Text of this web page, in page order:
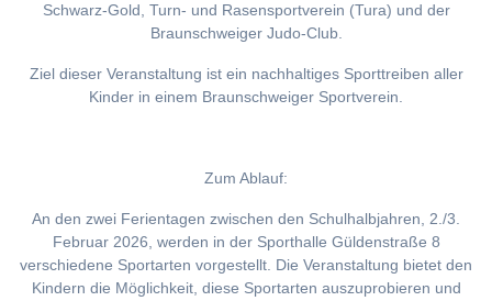
Schwarz-Gold, Turn- und Rasensportverein (Tura) und der
Braunschweiger Judo-Club.
Ziel dieser Veranstaltung ist ein nachhaltiges Sporttreiben aller
Kinder in einem Braunschweiger Sportverein.
Zum Ablauf:
An den zwei Ferientagen zwischen den Schulhalbjahren, 2./3.
Februar 2026, werden in der Sporthalle Güldenstraße 8
verschiedene Sportarten vorgestellt. Die Veranstaltung bietet den
Kindern die Möglichkeit, diese Sportarten auszuprobieren und